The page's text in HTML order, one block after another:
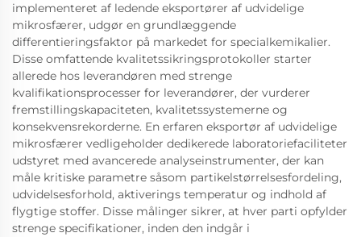
implementeret af ledende eksportører af udvidelige
mikrosfærer, udgør en grundlæggende
differentieringsfaktor på markedet for specialkemikalier.
Disse omfattende kvalitetssikringsprotokoller starter
allerede hos leverandøren med strenge
kvalifikationsprocesser for leverandører, der vurderer
fremstillingskapaciteten, kvalitetssystemerne og
konsekvensrekorderne. En erfaren eksportør af udvidelige
mikrosfærer vedligeholder dedikerede laboratoriefaciliteter
udstyret med avancerede analyseinstrumenter, der kan
måle kritiske parametre såsom partikelstørrelsesfordeling,
udvidelsesforhold, aktiverings temperatur og indhold af
flygtige stoffer. Disse målinger sikrer, at hver parti opfylder
strenge specifikationer, inden den indgår i